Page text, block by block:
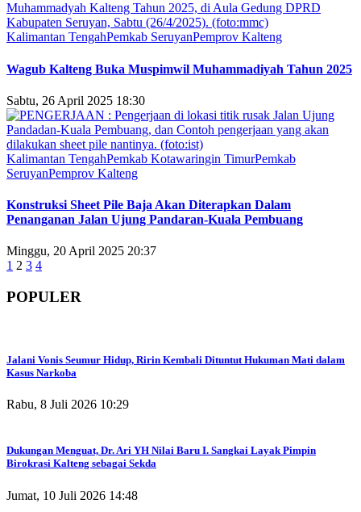
Kalimantan TengahPemkab SeruyanPemprov Kalteng
Wagub Kalteng Buka Muspimwil Muhammadiyah Tahun 2025
Sabtu, 26 April 2025 18:30
Kalimantan TengahPemkab Kotawaringin TimurPemkab
SeruyanPemprov Kalteng
Konstruksi Sheet Pile Baja Akan Diterapkan Dalam
Penanganan Jalan Ujung Pandaran-Kuala Pembuang
Minggu, 20 April 2025 20:37
1 2 3 4
POPULER
Jalani Vonis Seumur Hidup, Ririn Kembali Dituntut Hukuman Mati dalam
Kasus Narkoba
Rabu, 8 Juli 2026 10:29
Dukungan Menguat, Dr. Ari YH Nilai Baru I. Sangkai Layak Pimpin
Birokrasi Kalteng sebagai Sekda
Jumat, 10 Juli 2026 14:48